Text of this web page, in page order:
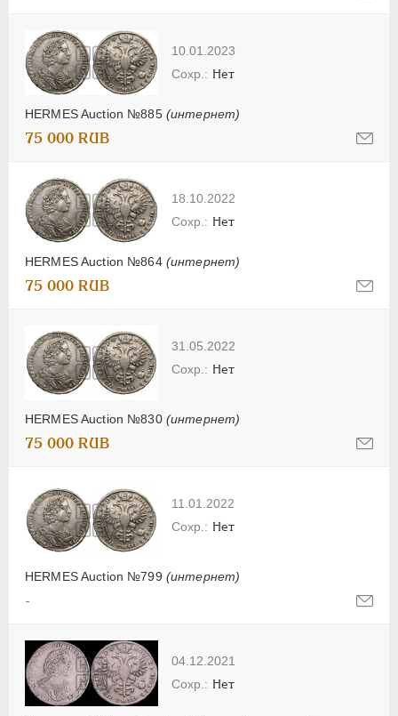
10.01.2023
HERMES Auction №885 (интернет)
Нет
75 000 RUB
18.10.2022
HERMES Auction №864 (интернет)
Нет
75 000 RUB
31.05.2022
HERMES Auction №830 (интернет)
Нет
75 000 RUB
11.01.2022
HERMES Auction №799 (интернет)
Нет
-
04.12.2021
Нет